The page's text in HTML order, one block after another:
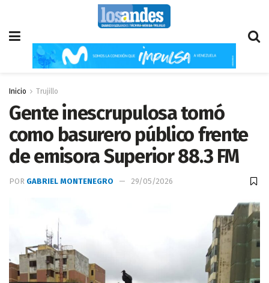
Inicio Trujillo
Gente inescrupulosa tomó
como basurero público frente
de emisora Superior 88.3 FM
POR GABRIEL MONTENEGRO 29/05/2026